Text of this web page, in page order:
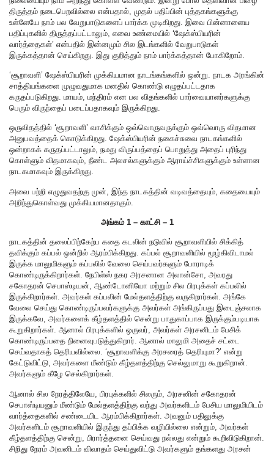
திருத்தம் நடைபெறவில்லை என்பதால், முதல் பதிப்பின் புத்தகங்களுக்கு
உள்ளேயே நாம் பல வேறுபாடுகளைப் பார்க்க முடிகிறது. இவை பின்னாளைய
பதிப்புகளில் திருத்தப்பட்டாலும், எவை உண்மையில் ‘ஷேக்ஸ்பியரின்
வார்த்தைகள்’ என்பதில் இன்னமும் சில இடங்களில் வேறுபாடுகள்
இருக்கத்தான் செய்கிறது. இது குறித்தும் நாம் பார்க்கத்தான் போகிறோம்.
‘சூறாவளி’ ஷேக்ஸ்பியரின் முக்கியமான நாடங்கங்களில் ஒன்று. நாடக அரங்கின்
சாத்தியங்களை முழுவதுமாக மனதில் கொண்டு எழுதப்பட்டதாக
கருதப்படுகிறது. மாயம், மந்திரம் என பல விதங்களில் பார்வையாளர்களுக்கு
பெரும் விருந்தைப் படைப்பதாகவும் இருக்கிறது.
ஒருவிதத்தில் ‘சூறாவளி’ வாசிக்கும் ஒவ்வொருவருக்கும் ஒவ்வொரு விதமான
அனுபவத்தைக் கொடுக்கிறது. ஷேக்ஸ்பியரின் நகைச்சுவை நாடகங்களில்
ஒன்றாகக் கருதப்பட்டாலும், நமது விருப்பத்தைப் பொறுத்து அதைப் புரிந்து
கொள்ளும் விதமாகவும், நீண்ட அலசல்களுக்கும் ஆராய்ச்சிகளுக்கும் உள்ளான
நாடகமாகவும் இருக்கிறது.
அவை பற்றி எழுதுவதற்கு முன், இந்த நாடகத்தின் வடிவத்தையும், கதையையும்
அறிந்துகொள்வது முக்கியமானதாகும்.
அங்கம் 1 – காட்சி – 1
நாடகத்தின் தலைப்பிற்கேற்ப கதை கடலின் நடுவில் சூறாவளியில் சிக்கித்
தவிக்கும் கப்பல் ஒன்றில் ஆரம்பிக்கிறது. கப்பல் சூறாவளியில் மூழ்கிவிடாமல்
இருக்க மாலுமிகளும் கப்பலில் வேலை செய்பவர்களும் போராடிக்
கொண்டிருக்கிறார்கள். நேபிள்ஸ் நகர அரசனான அலான்சோ, அவரது
சகோதரன் செபாஸ்டியன், ஆண்டோனியோ மற்றும் சில பிரபுக்கள் கப்பலில்
இருக்கிறார்கள். அவர்கள் கப்பலின் மேல்தளத்திற்கு வருகிறார்கள். அங்கே
வேலை செய்து கொண்டிருப்பவர்களுக்கு அவர்கள் அங்கிருப்பது இடைஞ்சலாக
இருக்கவே, அவர்களைக் கீழ்தளத்தில் சென்று பாதுகாப்பாக இருக்கும்படியாக
கூறுகிறார்கள். ஆனால் பிரபுக்களில் ஒருவர், அவர்கள் அரசனிடம் பேசிக்
கொண்டிருப்பதை நினைவுபடுத்துகிறார். ஆனால் மாலுமி அதைச் சட்டை
செய்வதாகத் தெரியவில்லை. ‘சூறாவளிக்கு அரசரைத் தெரியுமா?’ என்று
கேட்டுவிட்டு, அவர்களை மீண்டும் கீழ்தளத்திற்கு செல்லுமாறு கூறுகிறான்.
அவர்களும் கீழே செல்கிறார்கள்.
ஆனால் சில நேரத்திலேயே, பிரபுக்களில் சிலரும், அரசனின் சகோதரன்
செபாஸ்டியனும் மீண்டும் மேல்தளத்திற்கு வந்து அவர்களிடம் பேசிய மாலுமியிடம்
வார்த்தைகளில் சண்டையிட ஆரம்பிக்கிறார்கள். அவனும் பதிலுக்கு
அவர்களிடம் சூறாவளியில் இருந்து தப்பிக்க வழியில்லை என்றும், அவர்கள்
கீழ்தளத்திற்கு சென்று, பிரார்த்தனை செய்வது நல்லது என்றும் கூறிவிடுகிறான்.
சிறிது நேரம் அவனிடம் விவாதம் செய்துவிட்டு அவர்களும் தங்களது அரசன்